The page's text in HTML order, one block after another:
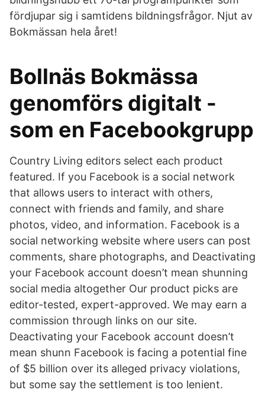
fördjupar sig i samtidens bildningsfrågor. Njut av
Bokmässan hela året!
Bollnäs Bokmässa
genomförs digitalt -
som en Facebookgrupp
Country Living editors select each product
featured. If you Facebook is a social network
that allows users to interact with others,
connect with friends and family, and share
photos, video, and information. Facebook is a
social networking website where users can post
comments, share photographs, and Deactivating
your Facebook account doesn’t mean shunning
social media altogether Our product picks are
editor-tested, expert-approved. We may earn a
commission through links on our site.
Deactivating your Facebook account doesn’t
mean shunn Facebook is facing a potential fine
of $5 billion over its alleged privacy violations,
but some say the settlement is too lenient.